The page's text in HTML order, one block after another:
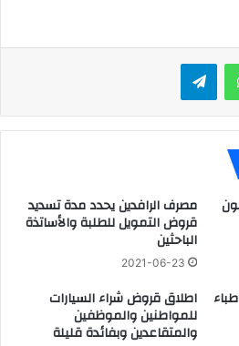
واتساب تيلقرام
١٠٠ مليون مصرف الرافدين يحدد مدة تسديد
قروض التمويل للطلبة والأساتذة
الباحثين
2021-06-23
اطلاق قروض شراء السيارات
للمواطنين والموظفين
والمتقاعدين وبفائدة قليلة